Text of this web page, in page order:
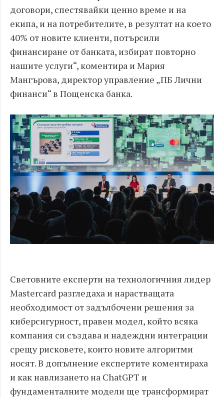
договори, спестявайки ценно време и на
екипа, и на потребителите, в резултат на което
40% от новите клиенти, потърсили
финансиране от банката, избират повторно
нашите услуги“, коментира и Мария
Мангърова, директор управление „ПБ Лични
финанси“ в Пощенска банка.
Световните експерти на технологичния лидер
Mastercard разгледаха и нарастващата
необходимост от задълбочени решения за
киберсигурност, правен модел, който всяка
компания си създава и надеждни интеграции
срещу рисковете, които новите алгоритми
носят. В допълнение експертите коментираха
и как навлизането на ChatGPT и
фундаменталните модели ще трансформират